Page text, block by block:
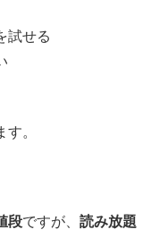
試せる
。
段ですが、 読み放題